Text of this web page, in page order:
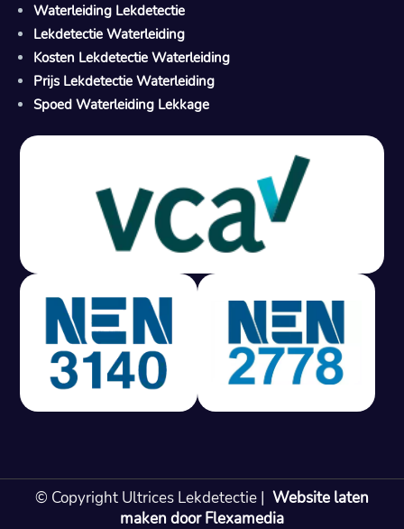
M
Gratis offerte in 24 uur
Geen lekkage? Geen betaling.
Vast tarief van € 395,- exc btw.
Rapport binnen 3 werkdagen.
100% RIsicovrij.
Vaak vergoed door verzekeraar.
Gratis offerte in 24 uur
Waterleiding Lekdetectie
Lekdetectie Waterleiding
Kosten Lekdetectie Waterleiding
Prijs Lekdetectie Waterleiding
Spoed Waterleiding Lekkage
© Copyright Ultrices Lekdetectie | Website laten
maken door Flexamedia